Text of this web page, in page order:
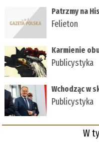
Patrzmy na
Felieton
Karmienie
Publicystyka
Wchodząc w
Publicystyka
W